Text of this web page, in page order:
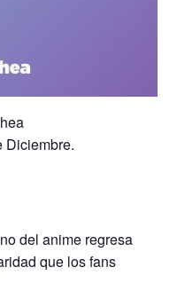
Diciembre.
del anime regresa
que los fans